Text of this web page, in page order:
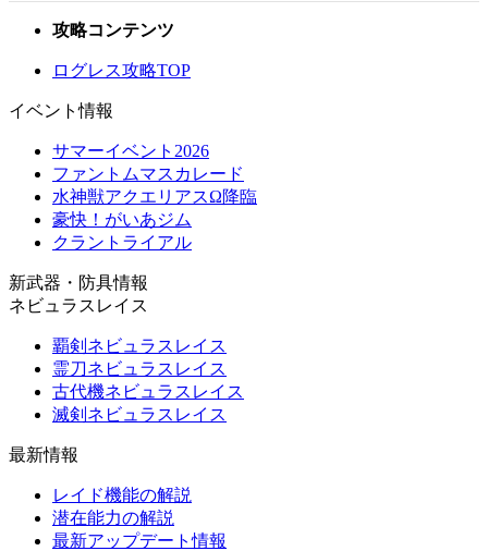
攻略コンテンツ
ログレス攻略TOP
イベント情報
サマーイベント2026
ファントムマスカレード
水神獣アクエリアスΩ降臨
豪快！がいあジム
クラントライアル
新武器・防具情報
ネビュラスレイス
覇剣ネビュラスレイス
霊刀ネビュラスレイス
古代機ネビュラスレイス
滅剣ネビュラスレイス
最新情報
レイド機能の解説
潜在能力の解説
最新アップデート情報